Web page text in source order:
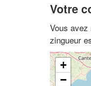
Votre
Vous
zingueur
+
−